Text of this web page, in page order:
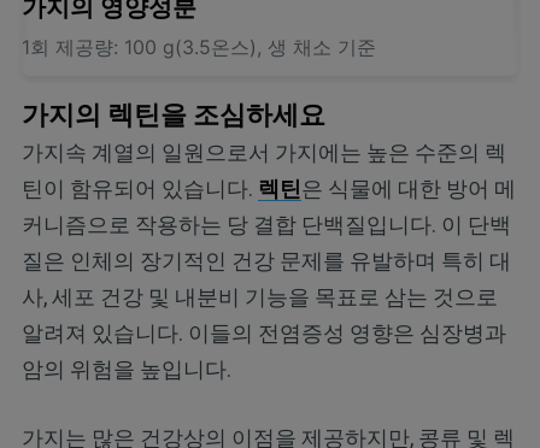
가지의 영양성분
1회 제공량: 100 g(3.5온스), 생 채소 기준
가지의 렉틴을 조심하세요
가지속 계열의 일원으로서 가지에는 높은 수준의 렉
틴이 함유되어 있습니다. 렉틴은 식물에 대한 방어 메
커니즘으로 작용하는 당 결합 단백질입니다. 이 단백
질은 인체의 장기적인 건강 문제를 유발하며 특히 대
사, 세포 건강 및 내분비 기능을 목표로 삼는 것으로
알려져 있습니다. 이들의 전염증성 영향은 심장병과
암의 위험을 높입니다.
가지는 많은 건강상의 이점을 제공하지만, 콩류 및 렉